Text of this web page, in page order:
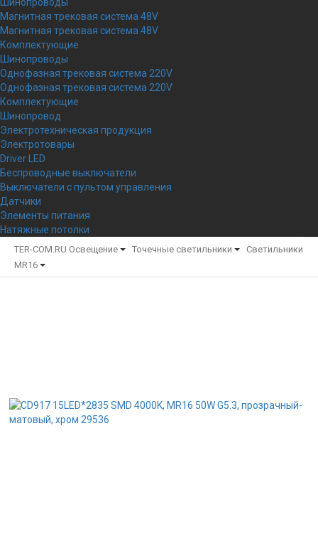
Магнитная трековая система 48V
Магнитная трековая система 48V
Комплектующие
Шинопроводы
Однофазная трековая система 220V
Однофазная трековая система 220V
Комплектующие
Шинопровод
Электротехническая продукция
Электротовары
Driver LED
Беспроводные выключатели
Выключатели с пультом управления
Датчики
Элементы питания
Натяжные потолки
TER-COM.RU Освещение Точечные светильники
Светильники
MR16